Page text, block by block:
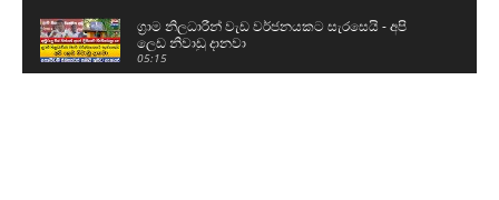
ග්‍රාම නිලධාරීන් වැඩ වර්ජනයකට සැරසෙයි - අපි
ලෙඩ නිවාඩු දානවා
05:15